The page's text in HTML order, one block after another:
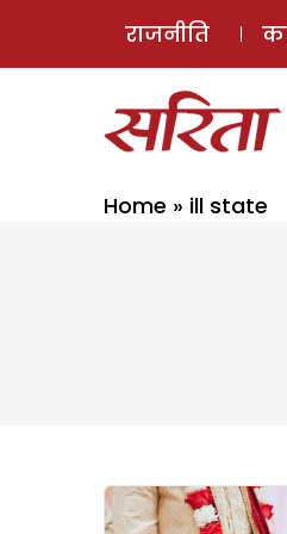
राजनीति
Home » ill state